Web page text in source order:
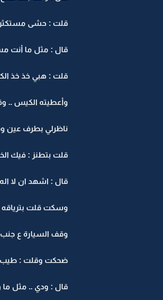
قلت : حشى مستكثر
قال : مثل ما أنت
قلت : هبي خذ خذ
وأعطيته الكيس ..
ناظرلي بطرف عين
قلت بتطنز : فيك
قال : اشهد ان لا اله
وسكت قلت بترياقه
وقف السيارة ع جنب
ضحكت وقلت : طيب
قال : ودي .. مثل ما